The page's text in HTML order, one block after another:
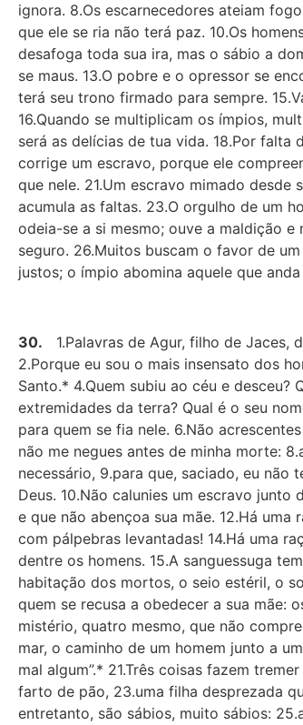
ignora. 8.Os escarnecedores ateiam
que ele se ria não terá paz. 10.Os
desafoga toda sua ira, mas o sábio a
se maus. 13.O pobre e o opressor se
terá seu trono firmado para sempre.
16.Quando se multiplicam os ímpios,
será as delícias de tua vida. 18.Por
corrige um escravo, porque ele
que nele. 21.Um escravo mimado
acumula as faltas. 23.O orgulho de um
odeia-se a si mesmo; ouve a maldição
seguro. 26.Muitos buscam o favor de
justos; o ímpio abomina aquele que
30. 1.Palavras de Agur, filho de Jaces,
2.Porque eu sou o mais insensato dos
Santo.* 4.Quem subiu ao céu e desceu?
extremidades da terra? Qual é o seu
para quem se fia nele. 6.Não
não me negues antes de minha morte:
necessário, 9.para que, saciado, eu não
Deus. 10.Não calunies um escravo junto
e que não abençoa sua mãe. 12.Há
com pálpebras levantadas! 14.Há uma
dentre os homens. 15.A sanguessuga
habitação dos mortos, o seio estéril, o
quem se recusa a obedecer a sua mãe:
mistério, quatro mesmo, que não
mar, o caminho de um homem junto a
mal algum”.* 21.Três coisas fazem
farto de pão, 23.uma filha desprezada
entretanto, são sábios, muito sábios: